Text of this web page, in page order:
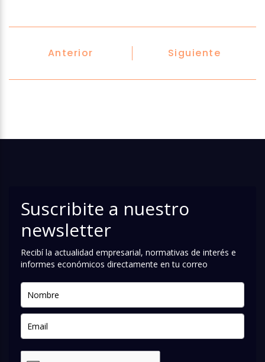
Anterior Siguiente
Suscribite a nuestro
newsletter
Recibí la actualidad empresarial, normativas de interés e
informes económicos directamente en tu correo